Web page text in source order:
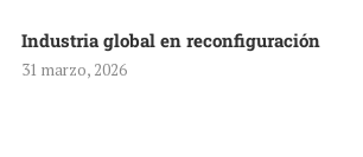
Industria global en reconfiguración
31 marzo, 2026